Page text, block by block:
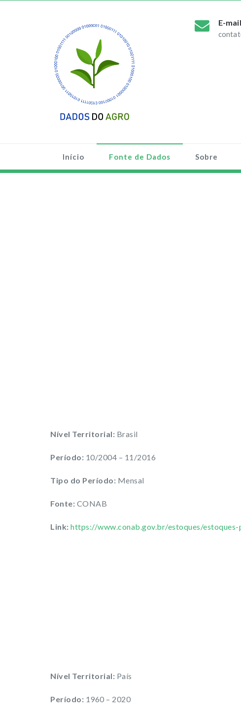
E-
Início Fonte de Dados Sobre
Nível Territorial: Brasil
Período: 10/2004 – 11/2016
Tipo do Período: Mensal
Fonte: CONAB
Link: https://www.conab.gov.br/estoques/
Nível Territorial: País
Período: 1960 – 2020